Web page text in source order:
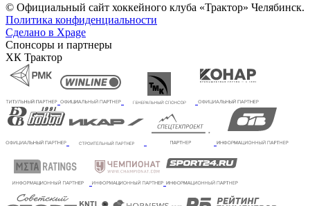
© Официальный сайт хоккейного клуба «Трактор» Челябинск.
Политика конфиденциальности
Сделано в Xpage
Спонсоры и партнеры
ХК Трактор